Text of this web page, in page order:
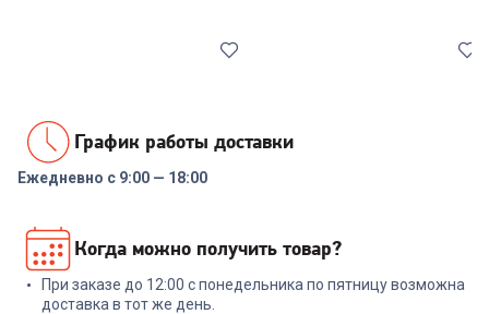
Реле напряжения Rucelf
SRW-16A 3кВА
+ 47 бонусов
1130 Urban Ultimate Набор из
5 ножей с подст.
График работы доставки
Ежедневно с 9:00 — 18:00
Когда можно получить товар?
При заказе до 12:00 с понедельника по пятницу возможна
доставка в тот же день.